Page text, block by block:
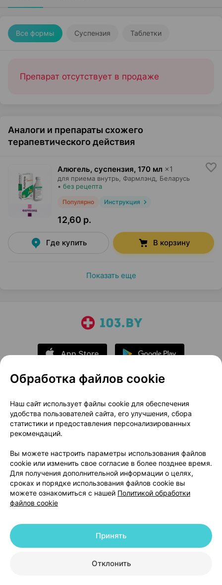
Все формы Суспензия Таблетки
Препарат отсутствует в продаже
Аналоги и препараты схожего
терапевтического действия
Алюгель, суспензия, 170 мл ×1
для приема внутрь, Фармлэнд , Беларусь
• без рецепта
Популярно Инструкция
12,60 р.
Где купить В корзину
Показать еще
О проекте
Новости проекта
Размещение рекламы
Медицинский маркетинг
Публичный договор
Доставка
Способы оплаты
Вакансии
Партнеры
Написать руководителю 103.by
Написать в поддержку
Персональные настройки Cookie
© 2026 ООО «Артокс Лаб», УНП 191700409 | 220012, Республика Беларусь,
+375 291212755
Обработка файлов cookie
Наш сайт использует файлы cookie для обеспечения
удобства пользователей сайта, его улучшения, сбора
статистики и предоставления персонализированных
рекомендаций.
Вы можете настроить параметры использования файлов
cookie или изменить свое согласие в более позднее время.
Для получения дополнительной информации о целях,
сроках и порядке использования файлов cookie вы
можете ознакомиться с нашей Политикой обработки
файлов cookie
Отклонить
Принять